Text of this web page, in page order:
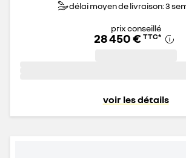
délai moyen de livraison: 3
prix conseillé
28 450 € TTC*
voir les détails